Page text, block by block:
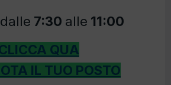
dalle 7:30 alle 11:00
QUA
IL TUO POSTO